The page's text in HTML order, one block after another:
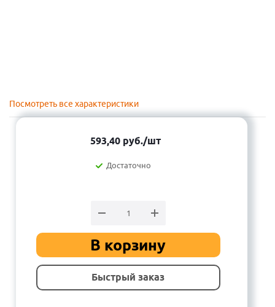
Посмотреть все характеристики
593,40 руб./шт
Достаточно
В корзину
Быстрый заказ